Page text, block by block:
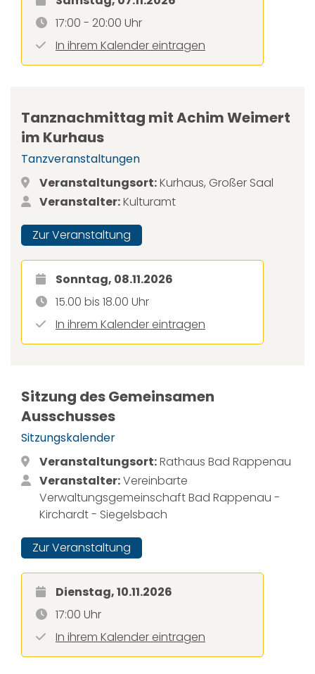
17:00 - 20:00 Uhr
In ihrem Kalender eintragen
Tanznachmittag mit Achim Weimert
im Kurhaus
Tanzveranstaltungen
Veranstaltungsort:Kurhaus, Großer Saal
Veranstalter:Kulturamt
Zur Veranstaltung
Sonntag, 08.11.2026
15.00 bis 18.00 Uhr
In ihrem Kalender eintragen
Sitzung des Gemeinsamen
Ausschusses
Sitzungskalender
Veranstaltungsort:Rathaus Bad Rappenau
Veranstalter:Vereinbarte
Verwaltungsgemeinschaft Bad Rappenau -
Kirchardt - Siegelsbach
Zur Veranstaltung
Dienstag, 10.11.2026
17:00 Uhr
In ihrem Kalender eintragen